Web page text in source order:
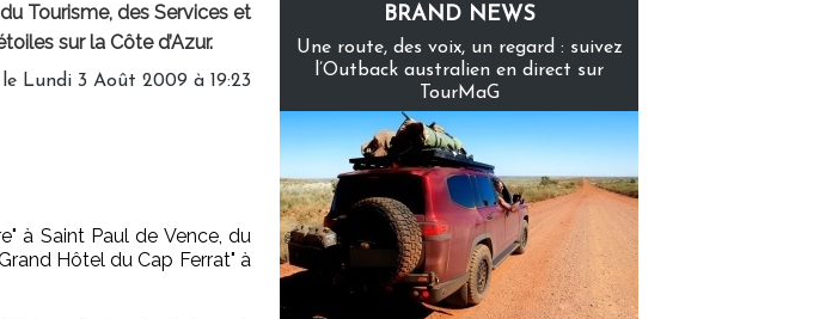
Tourisme, des Services et
sur la Côte d’Azur.
Lundi 3 Août 2009 à 19:23
à Saint Paul de Vence, du
Hôtel du Cap Ferrat" à
BRAND NEWS
Une route, des voix, un regard : suivez
l’Outback australien en direct sur
TourMaG